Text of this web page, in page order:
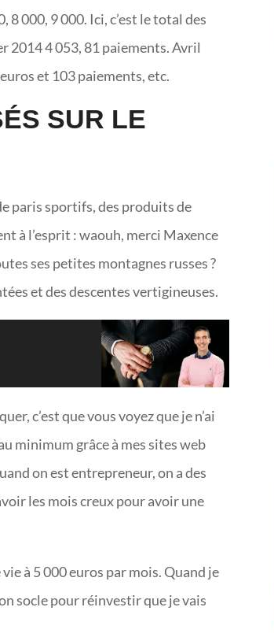
8 000, 9 000. Ici, c’est le total des
2014 4 053, 81 paiements. Avril
et 103 paiements, etc.
SUR LE
paris sportifs, des produits de
à l’esprit : waouh, merci Maxence
ses petites montagnes russes ?
et des descentes vertigineuses.
c’est que vous voyez que je n’ai
minimum grâce à mes sites web
on est entrepreneur, on a des
les mois creux pour avoir une
à 5 000 euros par mois. Quand je
socle pour réinvestir que je vais